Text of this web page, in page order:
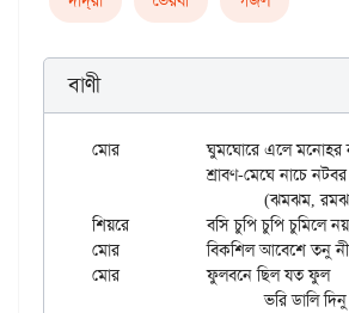
বাণী
মোর		ঘুমঘোরে এলে মনোহর নমো নম, নমো নম, নমো নম।
		শ্রাবণ-মেঘে নাচে নটবর রমঝম, রমঝম, ঝমরম
শিয়রে		বসি চুপি চুপি চুমিলে নয়ন
মোর		বিকশিল আবেশে তনু নীপ-সম, নিরুপম, মনোরম।।
মোর		ফুলবনে ছিল যত ফুল
			ভরি ডালি দিনু ঢালি’ দেবতা মোর